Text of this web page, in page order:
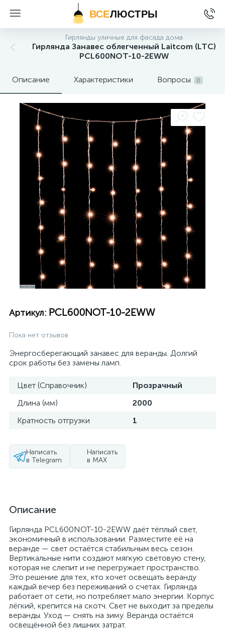
ВСЕЛЮСТРЫ
Гирлянды уличные для фасада дома
Гирлянда Занавес облегченный Laitcom (LTC)
PCL600NOT-10-2EWW
Описание Характеристики Вопросы 0
Артикул: PCL600NOT-10-2EWW
Пока нет отзывов
Энергосберегающий занавес для веранды. Долгий
срок работы без замены ламп.
Цвет (Справочник)
Прозрачный
Длина (мм)
2000
Кратность отгрузки
1
Написать
в Telegram
Написать
в MAX
Описание
Гирлянда PCL600NOT-10-2EWW даёт тёплый свет,
экономичный в использовании. Разместите её на
веранде — свет остаётся стабильным весь сезон.
Вертикальные нити создают мягкую световую стену,
которая не слепит и не перегружает пространство.
Это решение для тех, кто хочет освещать веранду
каждый вечер без переживаний о счетах. Гирлянда
работает от сети, но потребляет мало энергии. Корпус
лёгкий, крепится на скотч. Свет не выходит за пределы
веранды. Уход — снять на зиму. Веранда остаётся
освещённой без лишних затрат.